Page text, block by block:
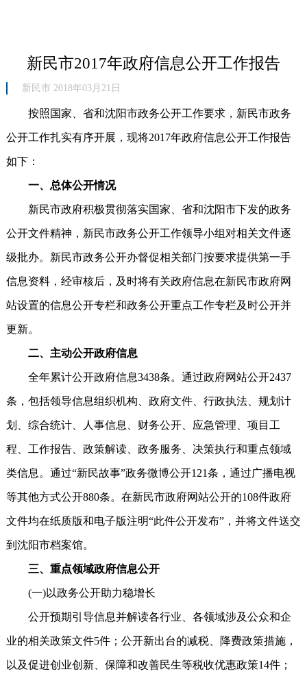
新民市2017年政府信息公开工作报告
新民市 2018年03月21日
按照国家、省和沈阳市政务公开工作要求，新民市政务
公开工作扎实有序开展，现将2017年政府信息公开工作报告
如下：
一、总体公开情况
新民市政府积极贯彻落实国家、省和沈阳市下发的政务
公开文件精神，新民市政务公开工作领导小组对相关文件逐
级批办。新民市政务公开办督促相关部门按要求提供第一手
信息资料，经审核后，及时将有关政府信息在新民市政府网
站设置的信息公开专栏和政务公开重点工作专栏及时公开并
更新。
二、主动公开政府信息
全年累计公开政府信息3438条。通过政府网站公开2437
条，包括领导信息组织机构、政府文件、行政执法、规划计
划、综合统计、人事信息、财务公开、应急管理、项目工
程、工作报告、政策解读、政务服务、决策执行和重点领域
类信息。通过“新民故事”政务微博公开121条，通过广播电视
等其他方式公开880条。在新民市政府网站公开的108件政府
文件均在纸质版和电子版注明“此件公开发布”，并将文件送交
到沈阳市档案馆。
三、重点领域政府信息公开
(一)以政务公开助力稳增长
公开预期引导信息并解读各行业、各领域涉及公众和企
业的相关政策文件5件；公开新出台的减税、降费政策措施，
以及促进创业创新、保障和改善民生等税收优惠政策14件；